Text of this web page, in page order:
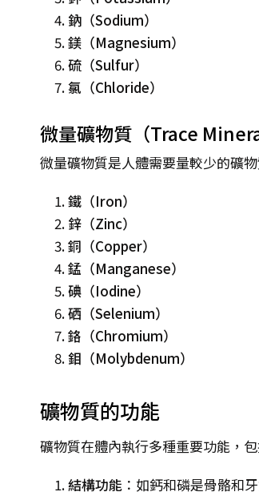
鈉（Sodium）
鎂（Magnesium）
硫（Sulfur）
氯（Chloride）
微量礦物質（Trace
微量礦物質是人體需要量較少的礦物
鐵（Iron）
鋅（Zinc）
銅（Copper）
錳（Manganese）
碘（Iodine）
硒（Selenium）
鉻（Chromium）
鉬（Molybdenum）
礦物質的功能
礦物質在體內執行多種重要功能，包
結構功能 ：如鈣和磷是骨骼和